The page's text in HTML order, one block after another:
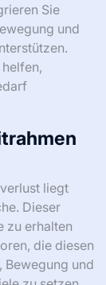
Sie
und
liegt
Dieser
zu erhalten
die diesen
Bewegung und